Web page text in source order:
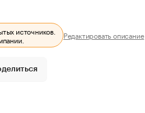
источников. Редактировать описание